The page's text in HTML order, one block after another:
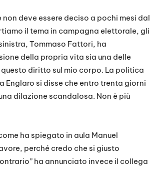
deve essere deciso a pochi mesi dal
il tema in campagna elettorale, gli
Tommaso Fattori, ha
della propria vita sia una delle
diritto sul mio corpo. La politica
Englaro si disse che entro trenta giorni
dilazione scandalosa. Non è più
ha spiegato in aula Manuel
perché credo che si giusto
ha annunciato invece il collega